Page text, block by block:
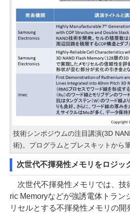
技術シンポジウムの注目講演(3D
術)。プログラムとプレスキットから
次世代不揮発性メモリをロジッ
次世代不揮発性メモリでは、技
ric Memoryなどが強誘電体トラン
リセルとする不揮発性メモリの